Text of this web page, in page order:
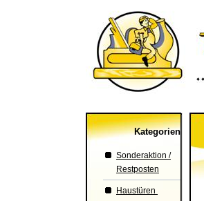
Kategorien
Sonderaktion /
Restposten
Haustüren